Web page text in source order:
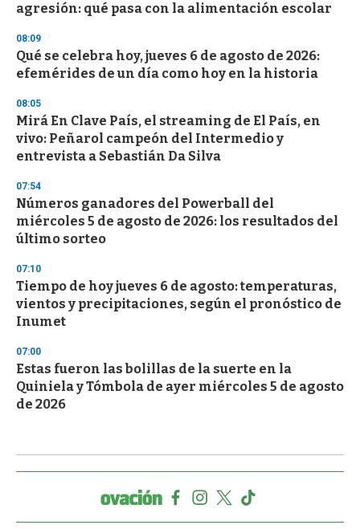
agresión: qué pasa con la alimentación escolar
08:09
Qué se celebra hoy, jueves 6 de agosto de 2026:
efemérides de un día como hoy en la historia
08:05
Mirá En Clave País, el streaming de El País, en
vivo: Peñarol campeón del Intermedio y
entrevista a Sebastián Da Silva
07:54
Números ganadores del Powerball del
miércoles 5 de agosto de 2026: los resultados del
último sorteo
07:10
Tiempo de hoy jueves 6 de agosto: temperaturas,
vientos y precipitaciones, según el pronóstico de
Inumet
07:00
Estas fueron las bolillas de la suerte en la
Quiniela y Tómbola de ayer miércoles 5 de agosto
de 2026